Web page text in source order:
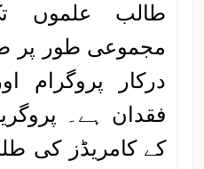
طالب علموں
مجموعی طور پر
درکار پروگرام
فقدان ہے۔
کے کامریڈز کی